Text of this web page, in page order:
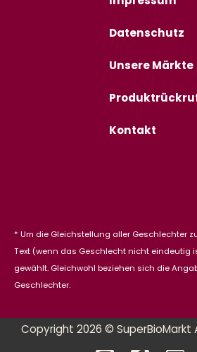
Datenschutz
Unsere Märkte
Kontakt
* Um die Gleichstellung aller Geschlechter
Text (wenn das Geschlecht nicht eindeutig
gewählt. Gleichwohl beziehen sich die
Geschlechter.
Copyright 2026 © SuperBioMarkt